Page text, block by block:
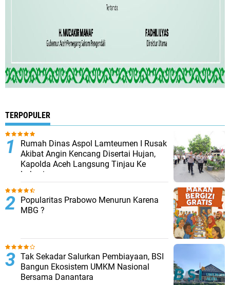
TERPOPULER
Rumah Dinas Aspol Lamteumen I Rusak
Akibat Angin Kencang Disertai Hujan,
Kapolda Aceh Langsung Tinjau Ke
Lokasi
Popularitas Prabowo Menurun Karena
MBG ?
Tak Sekadar Salurkan Pembiayaan, BSI
Bangun Ekosistem UMKM Nasional
Bersama Danantara